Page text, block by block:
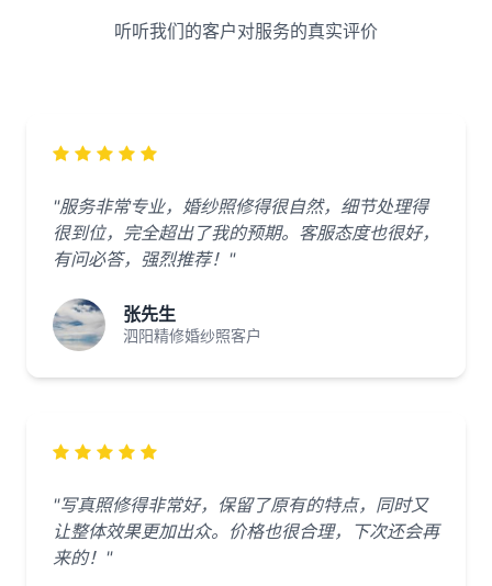
听听我们的客户对服务的真实评价
"服务非常专业，婚纱照修得很自然，细节处理得
很到位，完全超出了我的预期。客服态度也很好，
有问必答，强烈推荐！"
张先生
泗阳精修婚纱照客户
"写真照修得非常好，保留了原有的特点，同时又
让整体效果更加出众。价格也很合理，下次还会再
来的！"